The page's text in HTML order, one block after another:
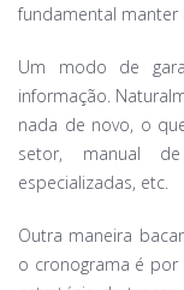
fundamental manter
Um modo de
informação.
nada de novo, o
setor, manual
especializadas, etc.
Outra maneira
o cronograma é